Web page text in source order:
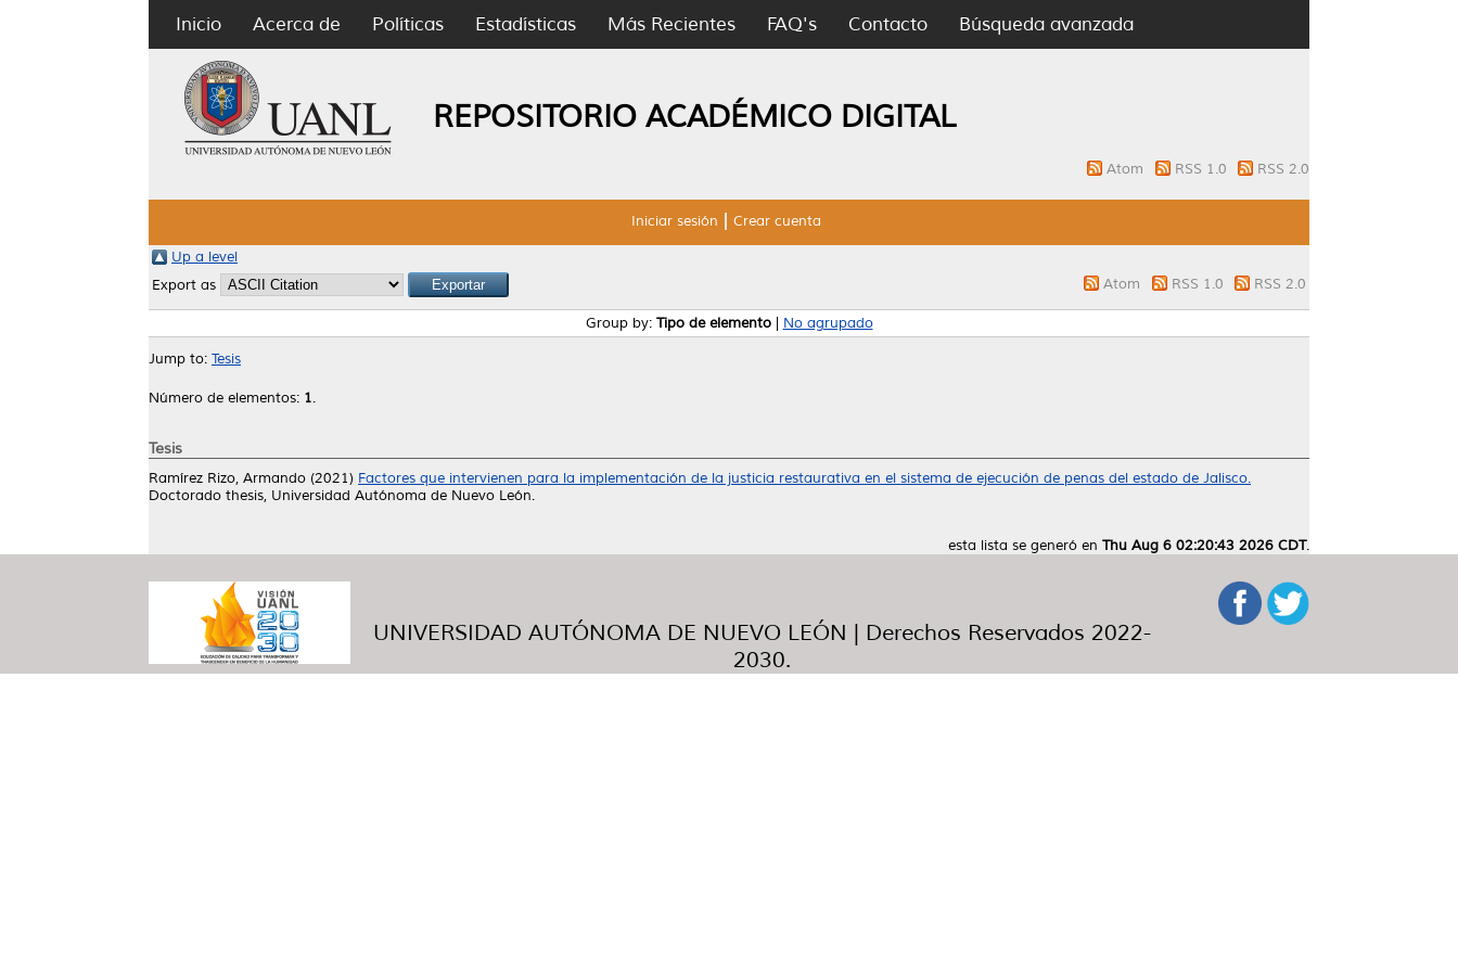
Inicio Acerca de Políticas Estadísticas Más Recientes FAQ's Contacto Búsqueda avanzada
REPOSITORIO ACADÉMICO DIGITAL
Atom RSS 1.0 RSS 2.0
Iniciar sesión Crear cuenta
Up a level
Export as
Atom RSS 1.0 RSS 2.0
Group by: Tipo de elemento| No agrupado
Jump to: Tesis
Número de elementos: 1.
Tesis
Ramírez Rizo, Armando (2021) Factores que intervienen para la implementación de la justicia restaurativa en el sistema de ejecución de penas del estado de Jalisco.
Doctorado thesis, Universidad Autónoma de Nuevo León.
esta lista se generó en Thu Aug 6 02:20:43 2026 CDT.
UNIVERSIDAD AUTÓNOMA DE NUEVO LEÓN | Derechos Reservados 2022-
2030.